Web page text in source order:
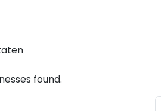
found.